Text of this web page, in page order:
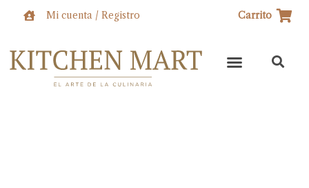
Mi cuenta / Registro Carrito